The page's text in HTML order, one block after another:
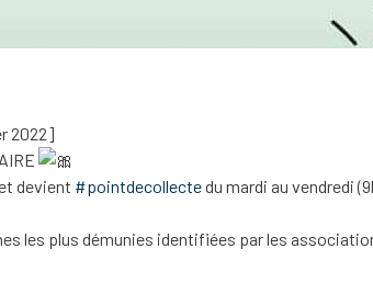
2022]
devient #pointdecollectedu mardi au vendredi
les plus démunies identifiées par les